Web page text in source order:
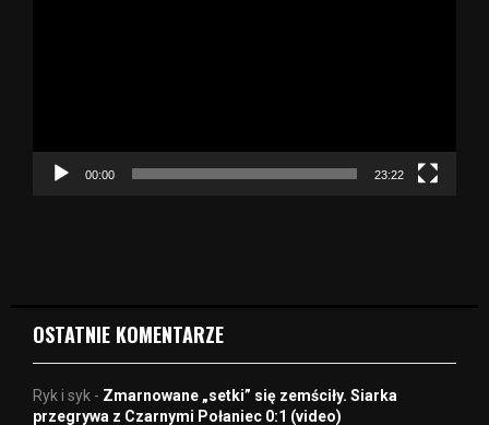
c
00:00 23:22
OSTATNIE KOMENTARZE
Ryk i syk - Zmarnowane „setki” się zemściły. Siarka
przegrywa z Czarnymi Połaniec 0:1 (video)